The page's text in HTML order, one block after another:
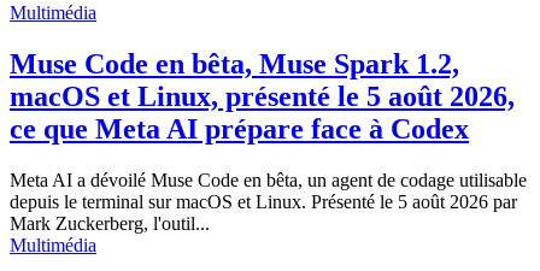
Multimédia
Muse Code en bêta, Muse Spark 1.2,
macOS et Linux, présenté le 5 août 2026,
ce que Meta AI prépare face à Codex
Meta AI a dévoilé Muse Code en bêta, un agent de codage utilisable
depuis le terminal sur macOS et Linux. Présenté le 5 août 2026 par
Mark Zuckerberg, l'outil...
Multimédia